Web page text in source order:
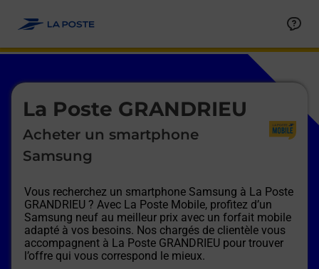
La Poste GRANDRIEU
Acheter un smartphone
Samsung
Vous recherchez un smartphone Samsung à La Poste
GRANDRIEU ? Avec La Poste Mobile, profitez d’un
Samsung neuf au meilleur prix avec un forfait mobile
adapté à vos besoins. Nos chargés de clientèle vous
accompagnent à La Poste GRANDRIEU pour trouver
l’offre qui vous correspond le mieux.
Le lien s'ouvre dans un nouvel onglet